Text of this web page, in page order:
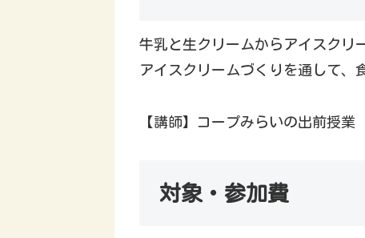
牛乳と生クリームからアイスクリ
アイスクリームづくりを通して、
【講師】コープみらいの出前授
対象・参加費